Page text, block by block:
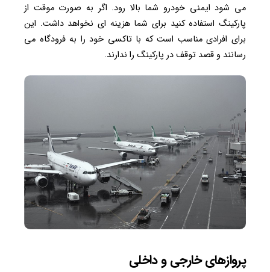
می شود ایمنی خودرو شما بالا رود. اگر به صورت موقت از
پارکینگ استفاده کنید برای شما هزینه ای نخواهد داشت. این
برای افرادی مناسب است که با تاکسی خود را به فرودگاه می
رسانند و قصد توقف در پارکینگ را ندارند.
پروازهای خارجی و داخلی